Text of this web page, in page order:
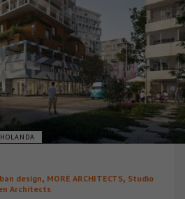
HOLANDA
design, MORÈ ARCHITECTS, Studio
Architects